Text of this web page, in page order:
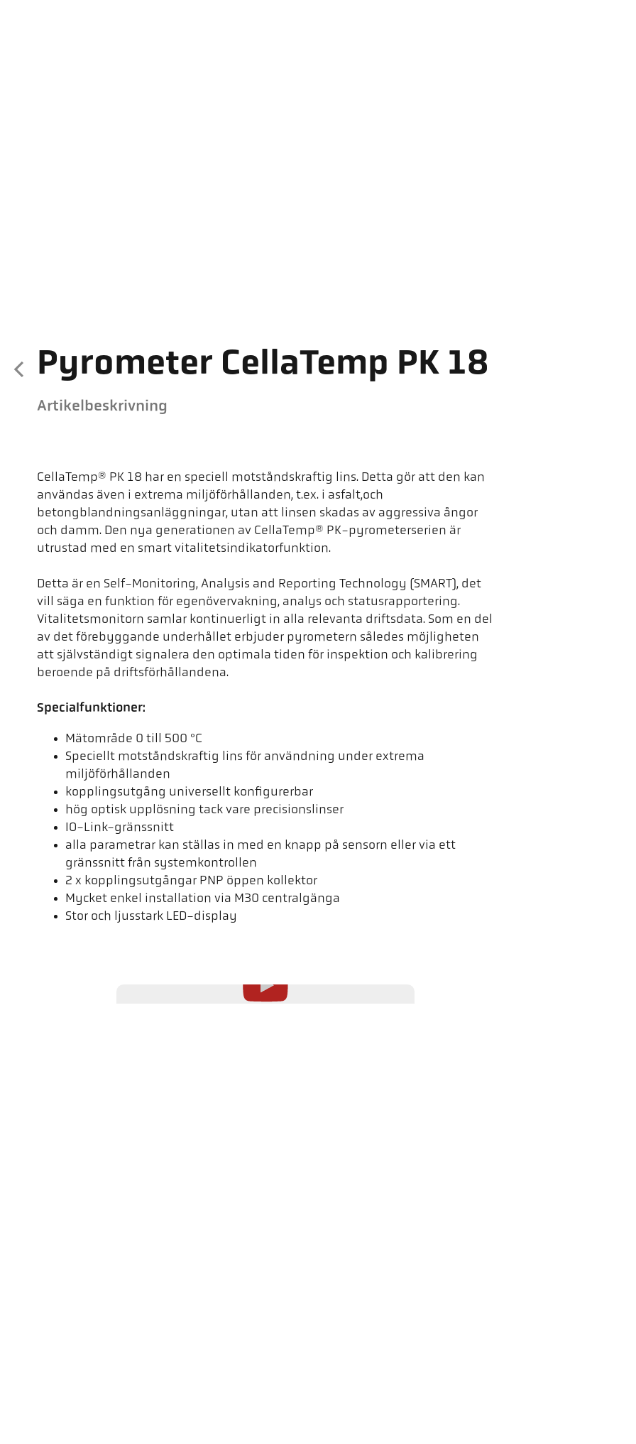
Pyrometer CellaTemp PK 18
Artikelbeskrivning
CellaTemp® PK 18 har en speciell motståndskraftig lins. Detta gör att den kan
användas även i extrema miljöförhållanden, t.ex. i asfalt,och
betongblandningsanläggningar, utan att linsen skadas av aggressiva ångor
och damm. Den nya generationen av CellaTemp® PK-pyrometerserien är
utrustad med en smart vitalitetsindikatorfunktion.
Detta är en Self-Monitoring, Analysis and Reporting Technology (SMART), det
vill säga en funktion för egenövervakning, analys och statusrapportering.
Vitalitetsmonitorn samlar kontinuerligt in alla relevanta driftsdata. Som en del
av det förebyggande underhållet erbjuder pyrometern således möjligheten
att självständigt signalera den optimala tiden för inspektion och kalibrering
beroende på driftsförhållandena.
Specialfunktioner:
Mätområde 0 till 500 °C
Speciellt motståndskraftig lins för användning under extrema
miljöförhållanden
kopplingsutgång universellt konfigurerbar
hög optisk upplösning tack vare precisionslinser
IO-Link-gränssnitt
alla parametrar kan ställas in med en knapp på sensorn eller via ett
gränssnitt från systemkontrollen
2 x kopplingsutgångar PNP öppen kollektor
Mycket enkel installation via M30 centralgänga
Stor och ljusstark LED-display